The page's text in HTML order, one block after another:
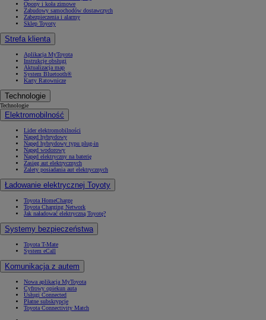
Opony i koła zimowe
Zabudowy samochodów dostawczych
Zabezpieczenia i alarmy
Sklep Toyoty
Strefa klienta
Aplikacja MyToyota
Instrukcje obsługi
Aktualizacja map
System Bluetooth®
Karty Ratownicze
Technologie
Technologie
Elektromobilność
Lider elektromobilności
Napęd hybrydowy
Napęd hybrydowy typu plug-in
Napęd wodorowy
Napęd elektryczny na baterię
Zasięg aut elektrycznych
Zalety posiadania aut elektrycznych
Ładowanie elektrycznej Toyoty
Toyota HomeCharge
Toyota Charging Network
Jak naładować elektryczną Toyotę?
Systemy bezpieczeństwa
Toyota T-Mate
System eCall
Komunikacja z autem
Nowa aplikacja MyToyota
Cyfrowy opiekun auta
Usługi Connected
Płatne subskrypcje
Toyota Connectivity Match